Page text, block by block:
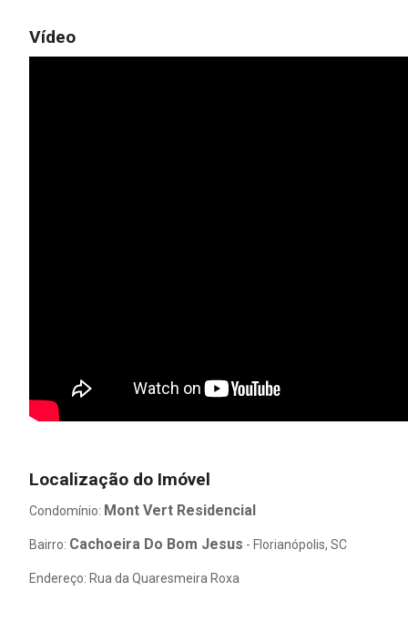
Vídeo
Localização do Imóvel
Condomínio: Mont Vert Residencial
Bairro: Cachoeira Do Bom Jesus - Florianópolis, SC
Endereço: Rua da Quaresmeira Roxa